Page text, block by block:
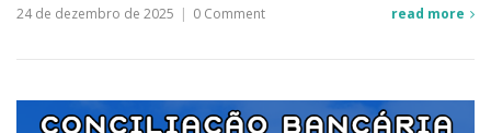
24 de dezembro de 2025 | 0 Comment read more